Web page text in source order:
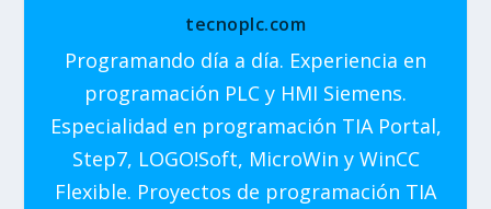
tecnoplc.com
Programando día a día. Experiencia en
programación PLC y HMI Siemens.
Especialidad en programación TIA Portal,
Step7, LOGO!Soft, MicroWin y WinCC
Flexible. Proyectos de programación TIA